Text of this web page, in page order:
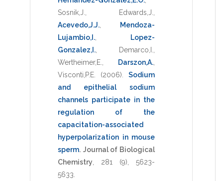
Sosnik,J.
Edwards,J.
Acevedo,J.J.
Mendoza-
Lujambio,I.
Lopez-
Gonzalez,I.
Demarco,I.
Wertheimer,E.
Darszon,A.
Visconti,P.E.
(2006)
Sodium
and epithelial sodium
channels participate in the
regulation of the
capacitation-associated
hyperpolarization in mouse
sperm. Journal of Biological
Chemistry
281 (9), 5623-
5633